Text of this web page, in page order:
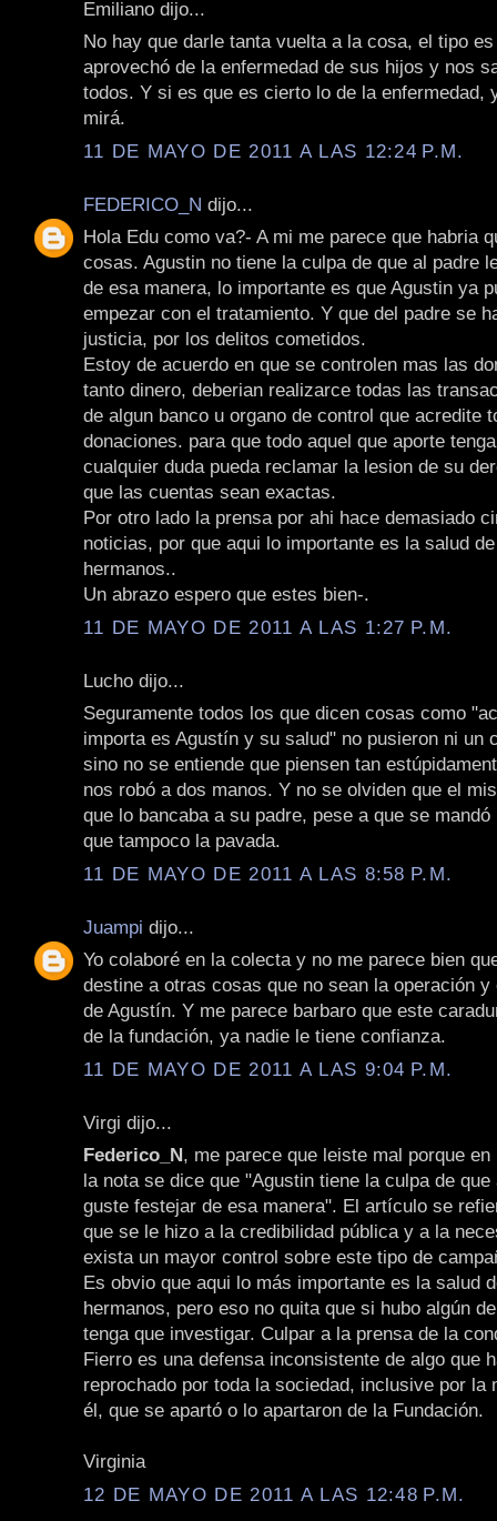
Emiliano dijo...
No hay que darle tanta vuelta a la cosa, el tipo
aprovechó de la enfermedad de sus hijos y nos
todos. Y si es que es cierto lo de la enfermedad,
mirá.
11 DE MAYO DE 2011 A LAS 12:24 P.M.
FEDERICO_N dijo...
Hola Edu como va?- A mi me parece que habria
cosas. Agustin no tiene la culpa de que al padre
de esa manera, lo importante es que Agustin ya
empezar con el tratamiento. Y que del padre se
justicia, por los delitos cometidos.
Estoy de acuerdo en que se controlen mas las
tanto dinero, deberian realizarce todas las
de algun banco u organo de control que acredite
donaciones. para que todo aquel que aporte
cualquier duda pueda reclamar la lesion de su
que las cuentas sean exactas.
Por otro lado la prensa por ahi hace demasiado
noticias, por que aqui lo importante es la salud
hermanos..
Un abrazo espero que estes bien-.
11 DE MAYO DE 2011 A LAS 1:27 P.M.
Lucho dijo...
Seguramente todos los que dicen cosas como
importa es Agustín y su salud" no pusieron ni un
sino no se entiende que piensen tan
nos robó a dos manos. Y no se olviden que el
que lo bancaba a su padre, pese a que se
que tampoco la pavada.
11 DE MAYO DE 2011 A LAS 8:58 P.M.
Juampi dijo...
Yo colaboré en la colecta y no me parece bien
destine a otras cosas que no sean la operación y
de Agustín. Y me parece barbaro que este
de la fundación, ya nadie le tiene confianza.
11 DE MAYO DE 2011 A LAS 9:04 P.M.
Virgi dijo...
Federico_N, me parece que leiste mal porque en
la nota se dice que "Agustin tiene la culpa de que
guste festejar de esa manera". El artículo se
que se le hizo a la credibilidad pública y a la
exista un mayor control sobre este tipo de
Es obvio que aqui lo más importante es la salud
hermanos, pero eso no quita que si hubo algún
tenga que investigar. Culpar a la prensa de la
Fierro es una defensa inconsistente de algo que
reprochado por toda la sociedad, inclusive por la
él, que se apartó o lo apartaron de la Fundación.
Virginia
12 DE MAYO DE 2011 A LAS 12:48 P.M.